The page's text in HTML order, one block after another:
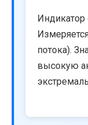
Индикатор
потока).
высокую